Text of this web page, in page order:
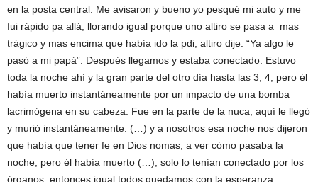
en la posta central. Me avisaron y bueno yo pesqué mi auto y me
fui rápido pa allá, llorando igual porque uno altiro se pasa a mas
trágico y mas encima que había ido la pdi, altiro dije: “Ya algo le
pasó a mi papá”. Después llegamos y estaba conectado. Estuvo
toda la noche ahí y la gran parte del otro día hasta las 3, 4, pero él
había muerto instantáneamente por un impacto de una bomba
lacrimógena en su cabeza. Fue en la parte de la nuca, aquí le llegó
y murió instantáneamente. (…) y a nosotros esa noche nos dijeron
que había que tener fe en Dios nomas, a ver cómo pasaba la
noche, pero él había muerto (…), solo lo tenían conectado por los
órganos, entonces igual todos quedamos con la esperanza,